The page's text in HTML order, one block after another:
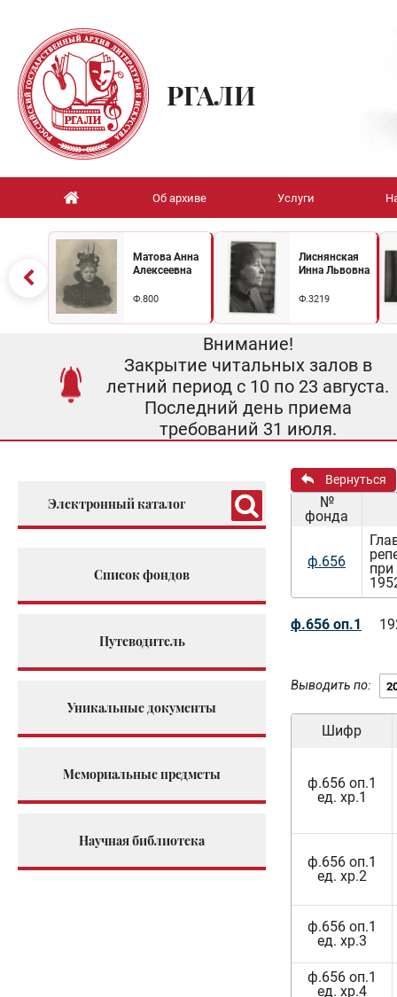
РГАЛИ
Об архиве Услуги
Матова Анна
Алексеевна
Ф.800
Лиснянская
Инна Львовна
Ф.3219
Внимание!
Закрытие читальных залов в
летний период с 10 по 23 августа.
Последний день приема
требований 31 июля.
Электронный каталог
Список фондов
Путеводитель
Уникальные документы
Мемориальные предметы
Научная библиотека
Вернуться
№
фонда
ф.656
ф.656 оп.1
Выводить по:
Шифр
ф.656 оп.1
ед. хр.1
ф.656 оп.1
ед. хр.2
ф.656 оп.1
ед. хр.3
ф.656 оп.1
ед. хр.4